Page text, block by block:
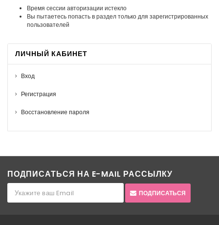
Время сессии авторизации истекло
Вы пытаетесь попасть в раздел только для зарегистрированных
пользователей
ЛИЧНЫЙ КАБИНЕТ
Вход
Регистрация
Восстановление пароля
ПОДПИСАТЬСЯ НА E-MAIL РАССЫЛКУ
ПОДПИСАТЬСЯ